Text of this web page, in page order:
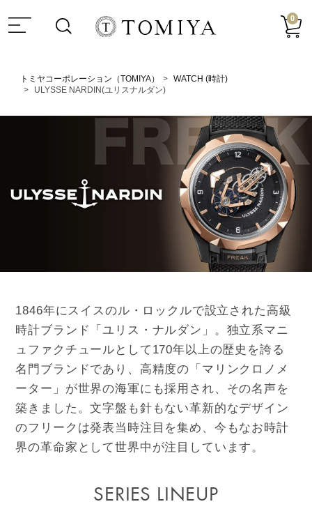
0
トミヤコーポレーション（TOMIYA）
WATCH (時計)
ULYSSE NARDIN(ユリスナルダン)
1846年にスイスのル・ロックルで設立された高級
時計ブランド「ユリス・ナルダン」。独立系マニ
ュファクチュールとして170年以上の歴史を誇る
名門ブランドであり、高精度の「マリンクロノメ
ーター」が世界の海軍にも採用され、その名声を
築きました。文字盤も針もない革新的なデザイン
のフリークは発表当時注目を集め、今もなお時計
界の革命家として世界中が注目しています。
SERIES LINEUP